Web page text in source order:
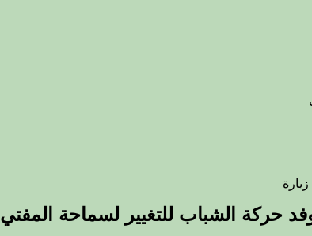
حركة الشباب للتغيير لسماحة المفتي